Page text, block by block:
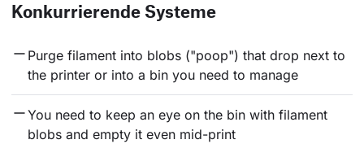
Konkurrierende Systeme
Purge filament into blobs ("poop") that drop next to
the printer or into a bin you need to manage
You need to keep an eye on the bin with filament
blobs and empty it even mid-print